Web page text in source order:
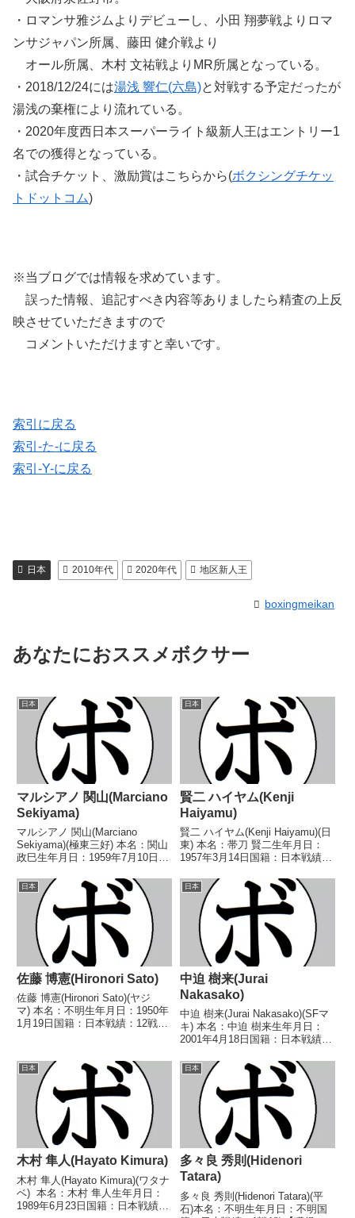
・ロマンサ雅ジムよりデビューし、小田 翔夢戦よりロマ
ンサジャパン所属、藤田 健介戦より
オール所属、木村 文祐戦よりMR所属となっている。
・2018/12/24には湯浅 響仁(六島)と対戦する予定だったが
湯浅の棄権により流れている。
・2020年度西日本スーパーライト級新人王はエントリー1
名での獲得となっている。
・試合チケット、激励賞はこちらから(ボクシングチケッ
トドットコム)
※当ブログでは情報を求めています。
誤った情報、追記すべき内容等ありましたら精査の上反
映させていただきますので
コメントいただけますと幸いです。
索引に戻る
索引-た-に戻る
索引-Y-に戻る
日本 2010年代 2020年代 地区新人王
boxingmeikan
あなたにおススメボクサー
日本
マルシアノ 関山(Marciano
Sekiyama)
マルシアノ 関山(Marciano
Sekiyama)(極東三好) 本名：関山
政巳生年月日：1959年7月10日国
(14KO)13敗 【獲得タイトル】
1977年度東日本フライ級新人
王 【戦歴】1976/09/19...
日本
賢二 ハイヤム(Kenji
Haiyamu)
賢二 ハイヤム(Kenji Haiyamu)(日
東) 本名：帯刀 賢二生年月日：
1957年3月14日国籍：日本戦績：
ル】なし 【戦歴】1988/02/24
○4R判定 (採点不明) 伊吹 俊哉
(ハッピー...
日本
佐藤 博憲(Hironori Sato)
佐藤 博憲(Hironori Sato)(ヤジ
マ) 本名：不明生年月日：1950年
1月19日国籍：日本戦績：12戦4
●2RKO 小林 吉治(青木鹿
沼)1970/09...
日本
中迫 樹来(Jurai
Nakasako)
中迫 樹来(Jurai Nakasako)(SFマ
キ) 本名：中迫 樹来生年月日：
2001年4月18日国籍：日本戦績：
ル】なし 【戦歴】2023/10/22
●4R判定 0-3(36-40、37-39、3...
日本
木村 隼人(Hayato Kimura)
木村 隼人(Hayato Kimura)(ワタナ
ベ) 本名：木村 隼人生年月日：
1989年6月23日国籍：日本戦績：
日本
多々良 秀則(Hidenori
Tatara)
多々良 秀則(Hidenori Tatara)(平
石)本名：不明生年月日：不明国